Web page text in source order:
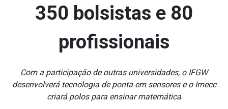
350 bolsistas e 80
profissionais
Com a participação de outras universidades, o IFGW
desenvolverá tecnologia de ponta em sensores e o Imecc
criará polos para ensinar matemática